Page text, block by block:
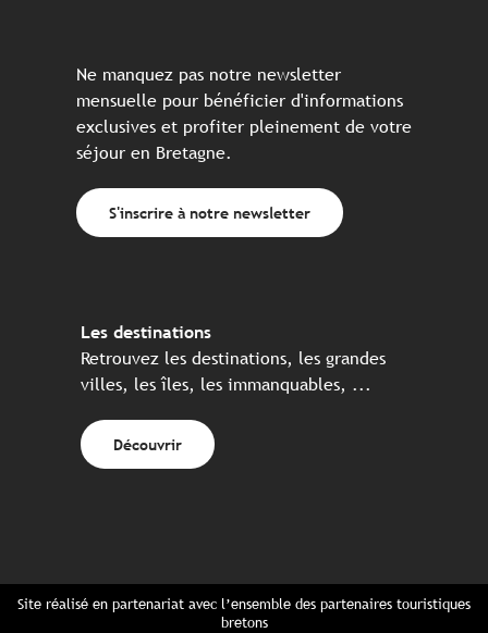
Ne manquez pas notre newsletter
mensuelle pour bénéficier d'informations
exclusives et profiter pleinement de votre
séjour en Bretagne.
S'inscrire à notre newsletter
Les destinations
Retrouvez les destinations, les grandes
villes, les îles, les immanquables, ...
Découvrir
Site réalisé en partenariat avec l’ensemble des partenaires touristiques
bretons